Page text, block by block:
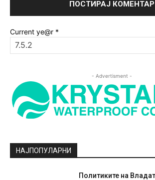
Current ye@r *
- Advertisment -
НАЈПОПУЛАРНИ
Политиките на